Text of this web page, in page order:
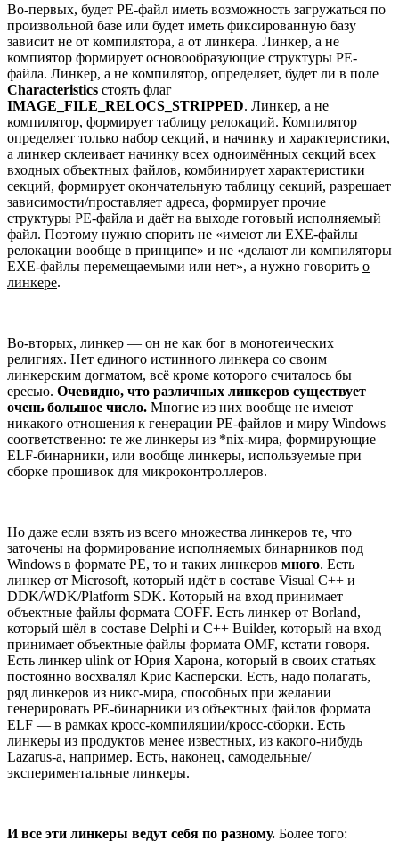
Во-первых, будет PE-файл иметь возможность загружаться по
произвольной базе или будет иметь фиксированную базу
зависит не от компилятора, а от линкера. Линкер, а не
компиятор формирует основообразующие структуры PE-
файла. Линкер, а не компилятор, определяет, будет ли в поле
Characteristics стоять флаг
IMAGE_FILE_RELOCS_STRIPPED. Линкер, а не
компилятор, формирует таблицу релокаций. Компилятор
определяет только набор секций, и начинку и характеристики,
а линкер склеивает начинку всех одноимённых секций всех
входных объектных файлов, комбинирует характеристики
секций, формирует окончательную таблицу секций, разрешает
зависимости/проставляет адреса, формирует прочие
структуры PE-файла и даёт на выходе готовый исполняемый
файл. Поэтому нужно спорить не «имеют ли EXE-файлы
релокации вообще в принципе» и не «делают ли компиляторы
EXE-файлы перемещаемыми или нет», а нужно говорить о
линкере.
Во-вторых, линкер — он не как бог в монотеических
религиях. Нет единого истинного линкера со своим
линкерским догматом, всё кроме которого считалось бы
ересью. Очевидно, что различных линкеров существует
очень большое число. Многие из них вообще не имеют
никакого отношения к генерации PE-файлов и миру Windows
соответственно: те же линкеры из *nix-мира, формирующие
ELF-бинарники, или вообще линкеры, используемые при
сборке прошивок для микроконтроллеров.
Но даже если взять из всего множества линкеров те, что
заточены на формирование исполняемых бинарников под
Windows в формате PE, то и таких линкеров много. Есть
линкер от Microsoft, который идёт в составе Visual C++ и
DDK/WDK/Platform SDK. Который на вход принимает
объектные файлы формата COFF. Есть линкер от Borland,
который шёл в составе Delphi и C++ Builder, который на вход
принимает объектные файлы формата OMF, кстати говоря.
Есть линкер ulink от Юрия Харона, который в своих статьях
постоянно восхвалял Крис Касперски. Есть, надо полагать,
ряд линкеров из никс-мира, способных при желании
генерировать PE-бинарники из объектных файлов формата
ELF — в рамках кросс-компиляции/кросс-сборки. Есть
линкеры из продуктов менее известных, из какого-нибудь
Lazarus-а, например. Есть, наконец, самодельные/
экспериментальные линкеры.
И все эти линкеры ведут себя по разному. Более того: